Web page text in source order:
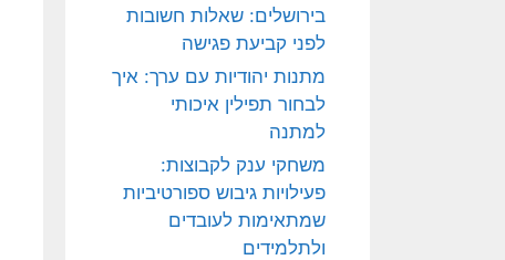
בירושלים: שאלות חשובות
לפני קביעת פגישה
מתנות יהודיות עם ערך: איך
לבחור תפילין איכותי
למתנה
משחקי ענק לקבוצות:
פעילויות גיבוש ספורטיביות
שמתאימות לעובדים
ולתלמידים